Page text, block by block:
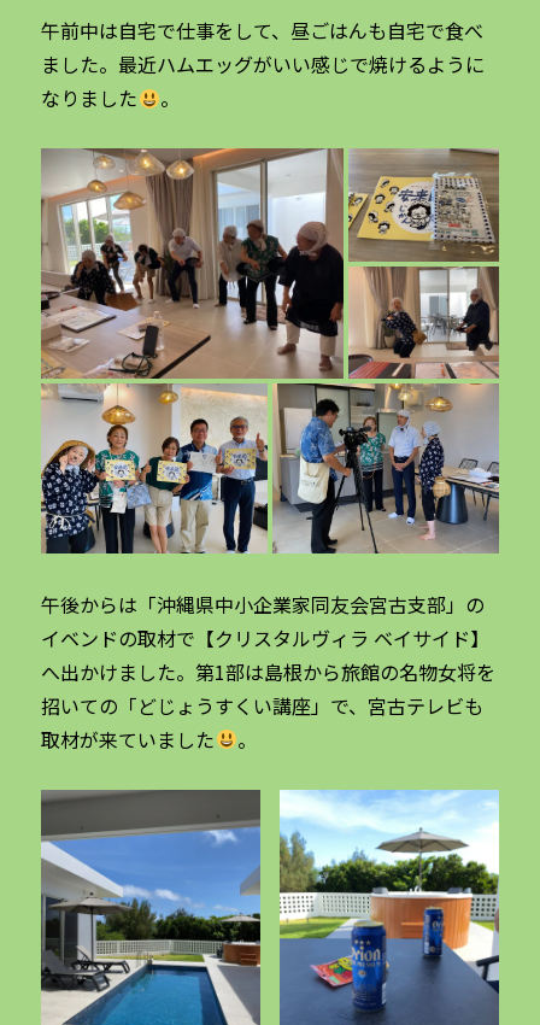
午前中は自宅で仕事をして、昼ごはんも自宅で食べ
ました。最近ハムエッグがいい感じで焼けるように
なりました
。
午後からは「沖縄県中小企業家同友会宮古支部」の
イベンドの取材で【クリスタルヴィラ ベイサイド】
へ出かけました。第1部は島根から旅館の名物女将を
招いての「どじょうすくい講座」で、宮古テレビも
取材が来ていました
。